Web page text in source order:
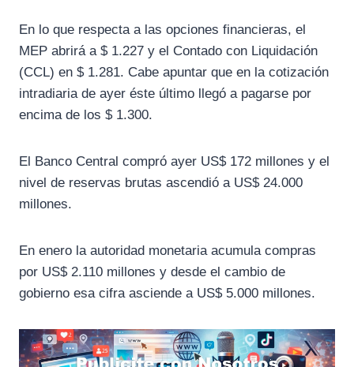
En lo que respecta a las opciones financieras, el
MEP abrirá a $ 1.227 y el Contado con Liquidación
(CCL) en $ 1.281. Cabe apuntar que en la cotización
intradiaria de ayer éste último llegó a pagarse por
encima de los $ 1.300.
El Banco Central compró ayer US$ 172 millones y el
nivel de reservas brutas ascendió a US$ 24.000
millones.
En enero la autoridad monetaria acumula compras
por US$ 2.110 millones y desde el cambio de
gobierno esa cifra asciende a US$ 5.000 millones.